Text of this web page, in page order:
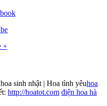
+
sinh nhật | Hoa tình yêuhoa
http://hoatot.com điện hoa hà